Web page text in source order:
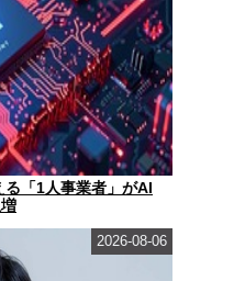
「1人事業者」がAI
2026-08-06